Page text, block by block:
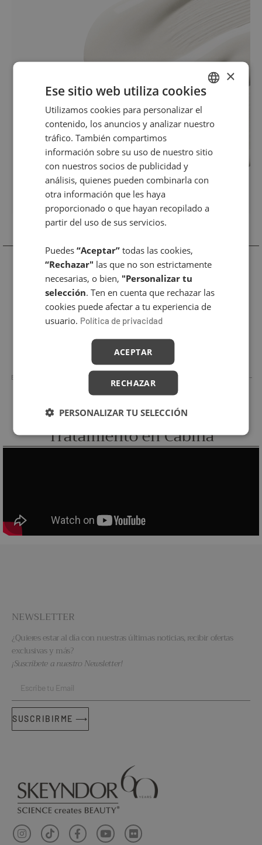
Productos Relacionados
EMULSIÓN HIDRATANTE INTENSIVA-
CONCENTRADO RENEWAL PEELING –
Tratamiento en Cabina
NEWSLETTER
¿Quieres estar al día con nuestras últimas noticias, recibir ofertas
exclusivas y más?
¡Suscríbete a nuestro Newsletter!
SUSCRIBIRME ⟶
SPANISH
ENGLISH
×
Ese sitio web utiliza cookies
Utilizamos cookies para personalizar el
contenido, los anuncios y analizar nuestro
tráfico. También compartimos
información sobre su uso de nuestro sitio
con nuestros socios de publicidad y
análisis, quienes pueden combinarla con
otra información que les haya
proporcionado o que hayan recopilado a
partir del uso de sus servicios.
Puedes“Aceptar” todas las cookies,
“Rechazar" las que no son estrictamente
necesarias, o bien, "Personalizar tu
selección. Ten en cuenta que rechazar las
cookies puede afectar a tu experiencia de
usuario. Política de privacidad
ACEPTAR
RECHAZAR
PERSONALIZAR TU SELECCIÓN